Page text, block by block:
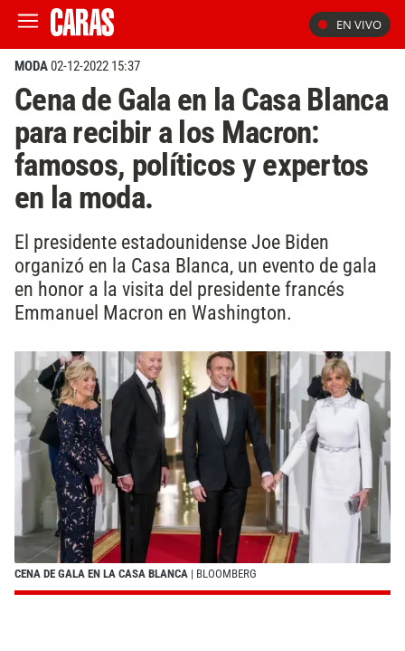
EN VIVO
MODA02-12-2022 15:37
Cena de Gala en la Casa Blanca
para recibir a los Macron:
famosos, políticos y expertos
en la moda.
El presidente estadounidense Joe Biden
organizó en la Casa Blanca, un evento de gala
en honor a la visita del presidente francés
Emmanuel Macron en Washington.
CENA DE GALA EN LA CASA BLANCA | BLOOMBERG